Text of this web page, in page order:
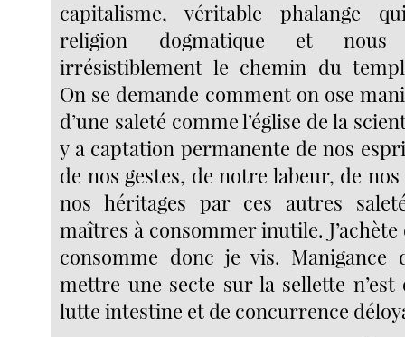
capitalisme, véritable phalange
religion dogmatique et
irrésistiblement le chemin du
On se demande comment on ose
d’une saleté comme l’église de la
y a captation permanente de nos
de nos gestes, de notre labeur, de
nos héritages par ces autres
maîtres à consommer inutile.
consomme donc je vis. Manigance
mettre une secte sur la sellette n’est
lutte intestine et de concurrence